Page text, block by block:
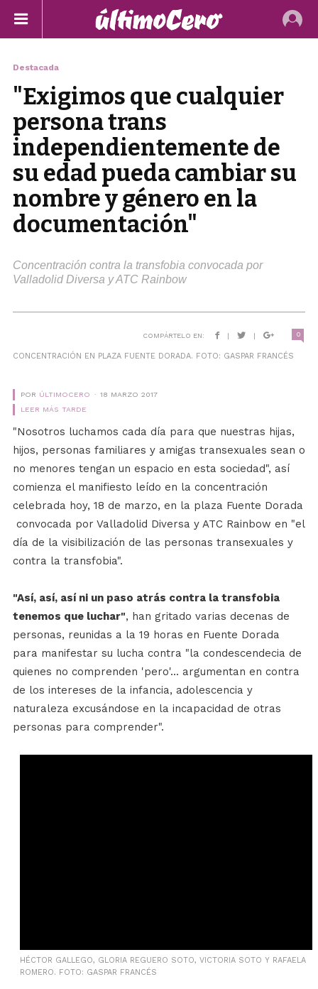
Destacada
"Exigimos que cualquier
persona trans
independientemente de
su edad pueda cambiar su
nombre y género en la
documentación"
Concentración contra la transfobia convocada por
Valladolid Diversa y ATC Rainbow
COMPÁRTELO EN: | | 0
CONCENTRACIÓN EN PLAZA FUENTE DORADA. FOTO: GASPAR FRANCÉS
POR ÚLTIMOCERO
18 MARZO 2017
LEER MÁS TARDE
"Nosotros luchamos cada día para que nuestras hijas,
hijos, personas familiares y amigas transexuales sean o
no menores tengan un espacio en esta sociedad", así
comienza el manifiesto leído en la concentración
celebrada hoy, 18 de marzo, en la plaza Fuente Dorada
convocada por Valladolid Diversa y ATC Rainbow en "el
día de la visibilización de las personas transexuales y
contra la transfobia".
"Así, así, así ni un paso atrás contra la transfobia
tenemos que luchar", han gritado varias decenas de
personas, reunidas a la 19 horas en Fuente Dorada
para manifestar su lucha contra "la condescendecia de
quienes no comprenden 'pero'... argumentan en contra
de los intereses de la infancia, adolescencia y
naturaleza excusándose en la incapacidad de otras
personas para comprender".
HÉCTOR GALLEGO, GLORIA REGUERO SOTO, VICTORIA SOTO Y RAFAELA
ROMERO. FOTO: GASPAR FRANCÉS